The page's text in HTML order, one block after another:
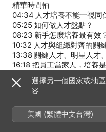
精華時間軸
04:34 人才培養不能一視同
05:25 如何做人才盤點？
08:23 新手怎麼培養最有效？
10:32 人才與組織對齊的關
13:38 關鍵人才、明星人才
16:18 把員工當家人，培養
Hosting provided by
單集網頁
選擇另一個國家或地
容
美國 (繁體中文台灣)